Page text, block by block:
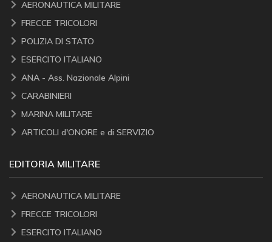
AERONAUTICA MILITARE
FRECCE TRICOLORI
POLIZIA DI STATO
ESERCITO ITALIANO
ANA - Ass. Nazionale Alpini
CARABINIERI
MARINA MILITARE
ARTICOLI d'ONORE e di SERVIZIO
EDITORIA MILITARE
AERONAUTICA MILITARE
FRECCE TRICOLORI
ESERCITO ITALIANO